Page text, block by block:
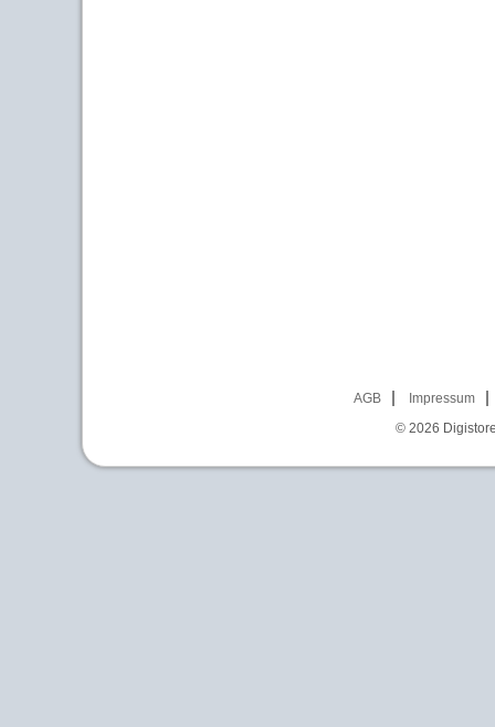
AGB
Impressum
© 2026